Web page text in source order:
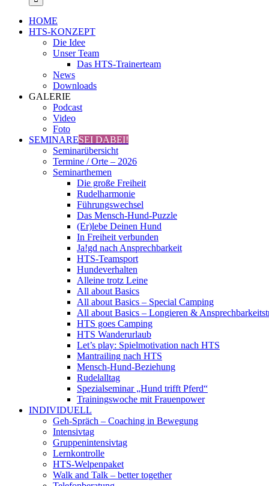
HOME
HTS-KONZEPT
Die Idee
Unser Team
Das HTS-Trainerteam
News
Downloads
GALERIE
Podcast
Video
Foto
SEMINARESEI DABEI!
Seminarübersicht
Termine / Orte – 2026
Seminarthemen
Die große Freiheit
Rudelharmonie
Führungswechsel
Das Mensch-Hund-Puzzle
(Er)lebe Deinen Hund
In Freiheit verbunden
Ja!gd nach Ansprechbarkeit
HTS-Teamsport
Hundeverhalten
Alleine trotz Leine
All about Basics
All about Basics – Special Camping
All about Basics – Longieren &
HTS goes Camping
HTS Wanderurlaub
Let’s play: Spielmotivation nach HTS
Mantrailing nach HTS
Mensch-Hund-Beziehung
Rudelalltag
Spezialseminar „Hund trifft Pferd“
Trainingswoche mit Frauenpower
INDIVIDUELL
Geh-Spräch – Coaching in Bewegung
Intensivtag
Gruppenintensivtag
Lernkontrolle
HTS-Welpenpaket
Walk and Talk – better together